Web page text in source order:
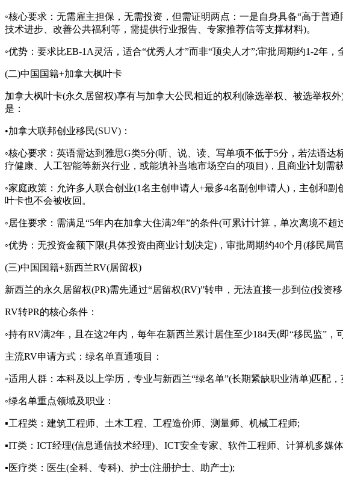
◦核心要求：无需雇主担保，无需投资，但需证明两点：一是自身具备“高于普
技术进步、改善公共福利等，需提供行业报告、专家推荐信等支撑材料)。
◦优势：要求比EB-1A灵活，适合“优秀人才”而非“顶尖人才”;审批周期约1-2年，
(二)中国国籍+加拿大枫叶卡
加拿大枫叶卡(永久居留权)享有与加拿大公民相近的权利(除选举权、被选举权
是：
•加拿大联邦创业移民(SUV)：
◦核心要求：英语需达到雅思G类5分(听、说、读、写单项不低于5分，若法语
疗健康、人工智能等新兴行业，或能填补当地市场空白的项目)，且商业计划需
◦家庭政策：允许多人联合创业(1名主创申请人+最多4名副创申请人)，主创和
叶卡也不会被收回。
◦居住要求：需满足“5年内在加拿大住满2年”的条件(可累计计算，单次离境不超
◦优势：无投资金额下限(具体投资由商业计划决定)，审批周期约40个月(移民局
(三)中国国籍+新西兰RV(居留权)
新西兰的永久居留权(PR)需先通过“居留权(RV)”转申，无法直接一步到位(投资
RV转PR的核心条件：
◦持有RV满2年，且在这2年内，每年在新西兰累计居住至少184天(即“移民监”
主流RV申请方式：绿名单直通项目：
◦适用人群：本科及以上学历，专业与新西兰“绿名单”(长期紧缺职业清单)匹配
◦绿名单重点领域及职业：
▪工程类：建筑工程师、土木工程、工程造价师、测量师、机械工程师;
▪IT类：ICT经理(信息通信技术经理)、ICT安全专家、软件工程师、计算机多媒
▪医疗类：医生(全科、专科)、护士(注册护士、助产士);